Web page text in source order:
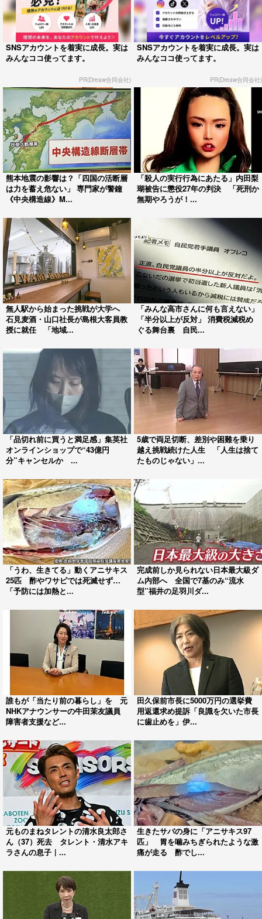
SNSアカウントを着実に成長。実は
みんなココ使ってます。
PR(Dreaw合同会社)
SNSアカウントを着実に成長。実は
みんなココ使ってます。
PR(Dreaw合同会社)
熊本地震の影響は？「四国の活断層
は力を蓄え危ない」 専門家が警鐘
《中央構造線》M...
「殺人の実行行為にあたる」内田梨
瑚被告に懲役27年の判決 「死刑か
無期やろうが！...
無人駅から始まった挑戦が大学へ
石見麦酒・山口社長が島根大客員教
授に就任 「地域...
「みんな高市さんに何も言えない」
「半分以上が反対」 消費税減税め
ぐる舞台裏 自民...
「品切れ前に買うと満足感」集英社
オンラインショップで“43億円
分”キャンセルか ...
5歳で両足切断、差別や困難を乗り
越え挑戦続けた人生 「人生は捨て
たものじゃない」...
「うわ、生きてる」動くアニサキス
25匹 酢やワサビでは死滅せず…
「予防には加熱と...
完成前しか見られない日本最大級ダ
ム内部へ 全国で7基のみ“流水
型”福井の足羽川ダ...
誰もが「当たり前の暮らし」を 元
NHKアナウンサーの牛田茉友議員
障害者支援など...
田久保前市長に5000万円の選挙費
用返還求め提訴「良識を欠いた市長
に歯止めを」伊...
元ものまねタレントの清水良太郎さ
ん（37）死去 タレント・清水アキ
ラさんの息子｜...
生きたサバの身に「アニサキス97
匹」 胃を噛みちぎられたような激
痛が走る 酢でし...